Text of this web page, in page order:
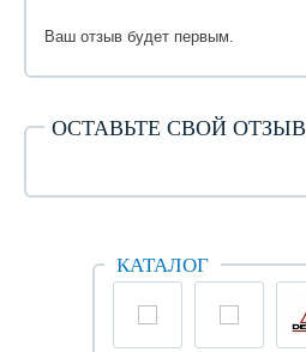
Ваш отзыв будет первым.
ОСТАВЬТЕ СВОЙ ОТЗЫВ
КАТАЛОГ